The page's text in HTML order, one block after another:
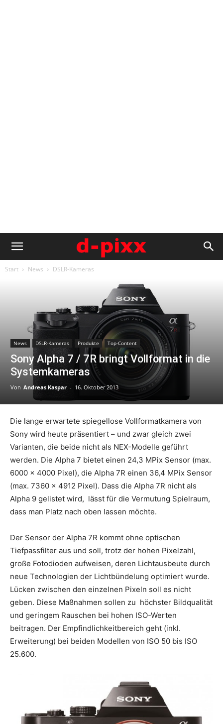
Start News DSLR-Kameras
News DSLR-Kameras Produkte Top-Content
Sony Alpha 7 / 7R bringt Vollformat in die
Systemkameras
Von Andreas Kaspar - 16. Oktober 2013
Die lange erwartete spiegellose Vollformatkamera von
Sony wird heute präsentiert – und zwar gleich zwei
Varianten, die beide nicht als NEX-Modelle geführt
werden. Die Alpha 7 bietet einen 24,3 MPix Sensor (max.
6000 x 4000 Pixel), die Alpha 7R einen 36,4 MPix Sensor
(max. 7360 x 4912 Pixel). Dass die Alpha 7R nicht als
Alpha 9 gelistet wird, lässt für die Vermutung Spielraum,
dass man Platz nach oben lassen möchte.
Der Sensor der Alpha 7R kommt ohne optischen
Tiefpassfilter aus und soll, trotz der hohen Pixelzahl,
große Fotodioden aufweisen, deren Lichtausbeute durch
neue Technologien der Lichtbündelung optimiert wurde.
Lücken zwischen den einzelnen Pixeln soll es nicht
geben. Diese Maßnahmen sollen zu höchster Bildqualität
und geringem Rauschen bei hohen ISO-Werten
beitragen. Der Empfindlichkeitbereich geht (inkl.
Erweiterung) bei beiden Modellen von ISO 50 bis ISO
25.600.